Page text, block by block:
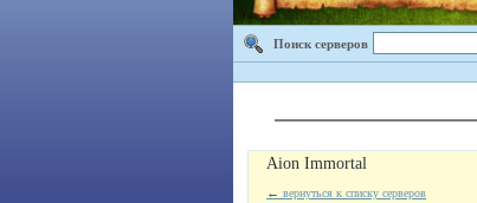
Поиск серверов
Aion Immortal
← вернуться к списку серверов